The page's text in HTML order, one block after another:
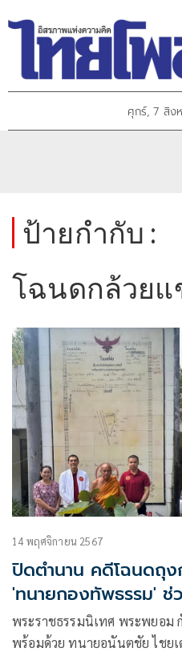
ศุกร์, 7 สิง
ป้ายกำกับ :
โฉนดกล้วยแ
14 พฤศจิกายน 2567
ปิดตำนาน คดีโฉนดถุ
'ทนายกองทัพธรรม' ช่
พระราชธรรมนิเทศ พระพยอม
พร้อมด้วย ทนายอนันตชัย ไชย